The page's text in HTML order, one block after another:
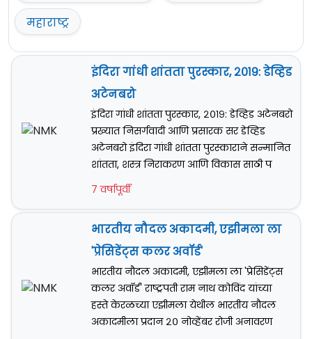
महाराष्ट्र
इंदिरा गांधी शांतता पुरस्कार, २०१९: डेव्हिड
अटेनबरो
इंदिरा गांधी शांतता पुरस्कार, २०१९: डेव्हिड अटेनबरो
प्रख्यात निसर्गवादी आणि प्रसारक सर डेव्हिड
अटेनबरो इंदिरा गांधी शांतता पुरस्काराने सन्मानित
शांतता, शस्त्र निराकरण आणि विकास साठी प
7 वर्षापूर्वी
भारतीय नौदल अकादमी, एझीमला ला
'प्रेसिडेंट्स कलर अवॉर्ड'
भारतीय नौदल अकादमी, एझीमला ला 'प्रेसिडेंट्स
कलर अवॉर्ड' राष्ट्रपती राम नाथ कोविंद यांच्या
हस्ते केरळच्या एझीमला येथील भारतीय नौदल
अकादमीला प्रदान २० नोव्हेंबर रोजी अनावरण